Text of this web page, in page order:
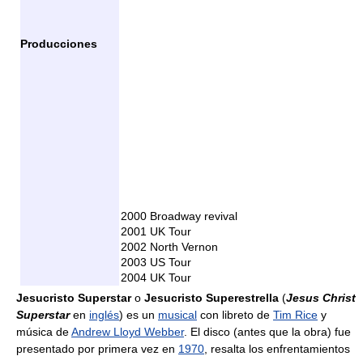
Producciones
2000 Broadway revival
2001 UK Tour
2002 North Vernon
2003 US Tour
2004 UK Tour
Jesucristo Superstaro Jesucristo Superestrella (Jesus Christ
Superstaren inglés) es un musical con libreto de Tim Rice y
música deAndrew Lloyd Webber. El disco (antes que la obra) fue
presentado por primera vez en 1970 , resalta los enfrentamientos